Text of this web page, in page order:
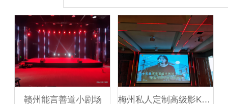
赣州能言善道小剧场 梅州私人定制高级影K会所